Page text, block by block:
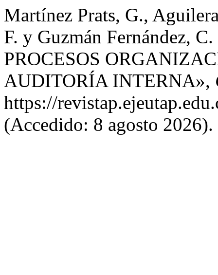
Martínez Prats, G.,
F. y Guzmán Fernández,
PROCESOS
AUDITORÍA INTERNA»,
https://
(Accedido: 8 agosto 2026).